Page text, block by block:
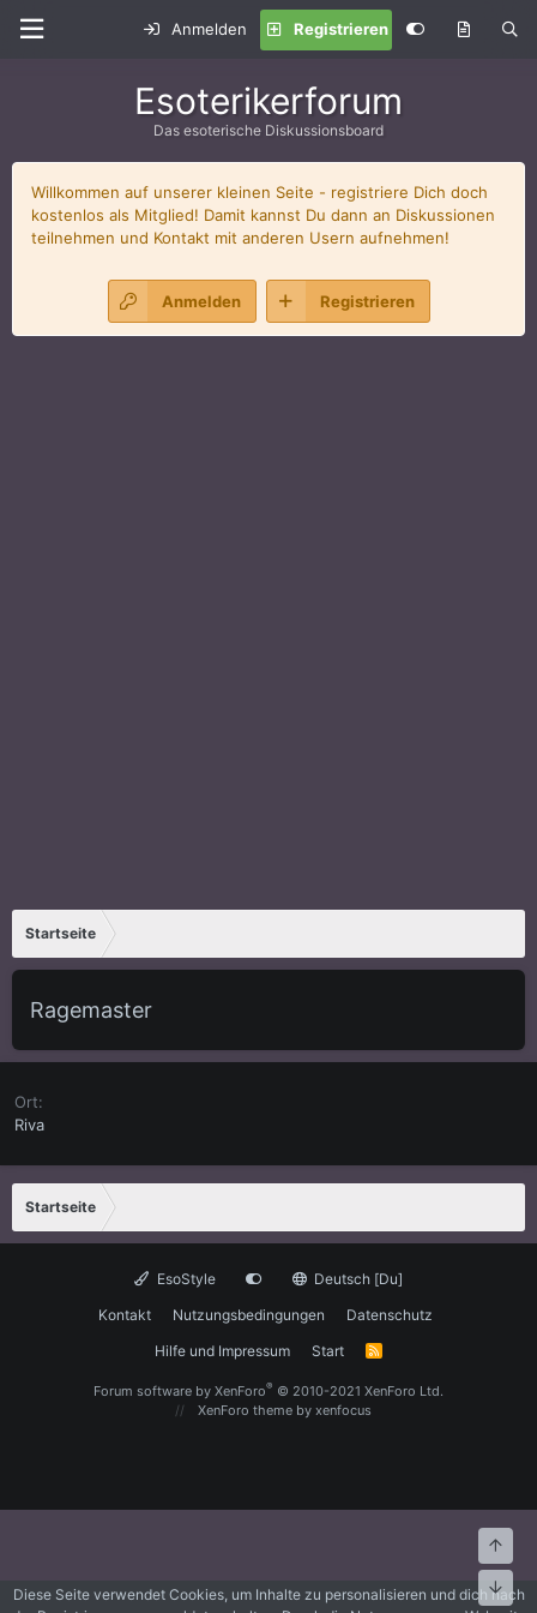
Anmelden Registrieren
Esoterikerforum
Das esoterische Diskussionsboard
Willkommen auf unserer kleinen Seite - registriere Dich doch
kostenlos als Mitglied! Damit kannst Du dann an Diskussionen
teilnehmen und Kontakt mit anderen Usern aufnehmen!
Anmelden Registrieren
Startseite
Ragemaster
Ort
Riva
Startseite
EsoStyle
Deutsch [Du]
Kontakt
Nutzungsbedingungen
Datenschutz
Hilfe und Impressum
Start
R
Forum software by XenForo® © 2010-2021 XenForo Ltd.
XenForo theme by xenfocus
Diese Seite verwendet Cookies, um Inhalte zu personalisieren und dich nach
Oben